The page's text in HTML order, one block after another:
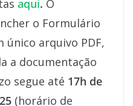
aqui. O
o Formulário
único arquivo PDF,
a documentação
segue até 17h de
(horário de